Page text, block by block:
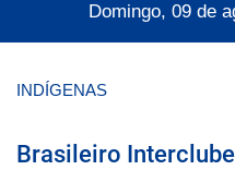
Domingo, 09 de
INDÍGENAS
Brasileiro